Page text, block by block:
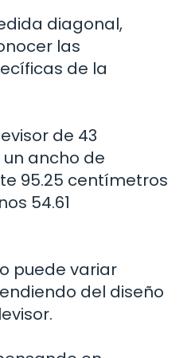
diagonal,
las
de la
de 43
ancho de
95.25 centímetros
54.61
puede variar
del diseño